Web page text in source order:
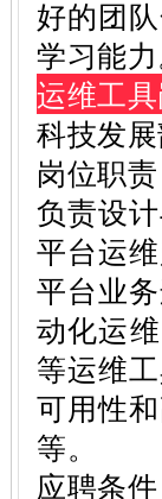
好的团
学习能力
运维工
科技发
岗位职责
负责设
平台运
平台业
动化运
等运维
可用性
等。
应聘条件